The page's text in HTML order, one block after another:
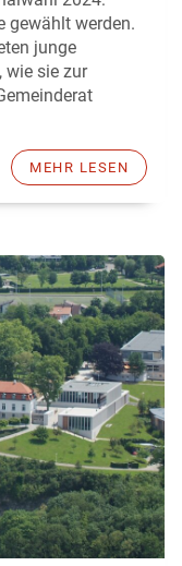
gewählt werden.
junge
wie sie zur
MEHR LESEN